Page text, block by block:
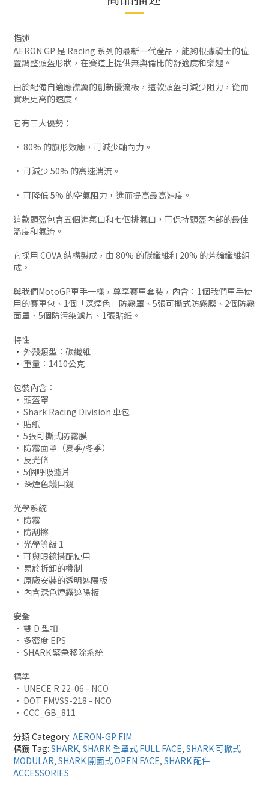
描述
AERON GP 是 Racing 系列的最新一代產品，能夠根據騎士的位
置調整頭盔形狀，在賽道上提供無與倫比的舒適度和樂趣。
由於配備自適應襟翼的創新擾流板，這款頭盔可減少阻力，從而
實現更高的速度。
它有三大優勢：
• 80% 的旗形效應，可減少軸向力。
• 可減少 50% 的高速湍流。
• 可降低 5% 的空氣阻力，進而提高最高速度。
這款頭盔包含五個進氣口和七個排氣口，可保持頭盔內部的最佳
溫度和氣流。
它採用 COVA 結構製成，由 80% 的碳纖維和 20% 的芳綸纖維組
成。
與我們MotoGP車手一樣，尊享賽車套裝，內含：1個我們車手使
用的賽車包、1個「深煙色」防霧罩、5張可撕式防霧膜、2個防霧
面罩、5個防污染濾片、1張貼紙。
特性
• 外殼類型：碳纖維
• 重量：1410公克
包裝內含：
• 頭盔罩
• Shark Racing Division 車包
• 貼紙
• 5張可撕式防霧膜
• 防霧面罩（夏季/冬季）
• 反光條
• 5個呼吸濾片
• 深煙色護目鏡
光學系統
• 防霧
• 防刮擦
• 光學等級 1
• 可與眼鏡搭配使用
• 易於拆卸的機制
• 原廠安裝的透明遮陽板
• 內含深色煙霧遮陽板
安全
• 雙 D 型扣
• 多密度 EPS
• SHARK 緊急移除系統
標準
• UNECE R 22-06 - NCO
• DOT FMVSS-218 - NCO
• CCC_GB_811
分類 Category: AERON-GP FIM
標籤 Tag: SHARK, SHARK 全罩式 FULL FACE, SHARK 可掀式
MODULAR, SHARK 開面式 OPEN FACE, SHARK 配件
ACCESSORIES